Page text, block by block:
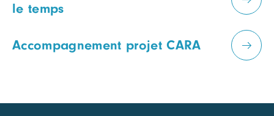
le temps
Accompagnement projet CARA